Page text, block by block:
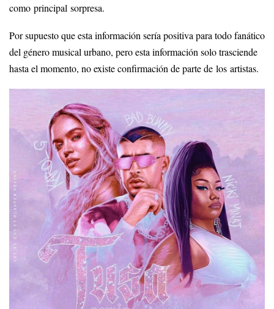
como principal sorpresa.
Por supuesto que esta información sería positiva para todo fanático
del género musical urbano, pero esta información solo trasciende
hasta el momento, no existe confirmación de parte de los artistas.